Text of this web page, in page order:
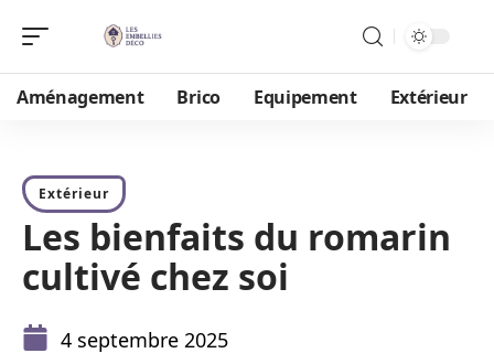
Aménagement Brico Equipement Extérieur
Extérieur
Les bienfaits du romarin
cultivé chez soi
4 septembre 2025